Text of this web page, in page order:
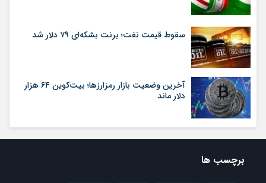
سقوط قیمت نفت؛ برنت بشکه‌ای ۷۹ دلار شد
آخرین وضعیت بازار رمزارزها؛ بیت‌کوین ۶۴ هزار
دلار ماند
برچسب ها